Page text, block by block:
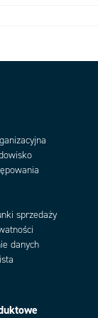
row
sprzedaży
danych